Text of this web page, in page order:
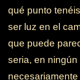
qué punto
ser luz en el
que puede
seria, en